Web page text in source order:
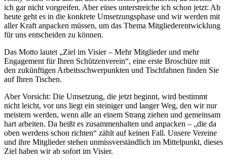
ich gar nicht vorgreifen. Aber eines unterstreiche ich schon jetzt: Ab
heute geht es in die konkrete Umsetzungsphase und wir werden mit
aller Kraft anpacken müssen, um das Thema Mitgliederentwicklung
für uns entscheiden zu können.
Das Motto lautet „Ziel im Visier – Mehr Mitglieder und mehr
Engagement für Ihren Schützenverein“, eine erste Broschüre mit
den zukünftigen Arbeitsschwerpunkten und Tischfahnen finden Sie
auf Ihren Tischen.
Aber Vorsicht: Die Umsetzung, die jetzt beginnt, wird bestimmt
nicht leicht, vor uns liegt ein steiniger und langer Weg, den wir nur
meistern werden, wenn alle an einem Strang ziehen und gemeinsam
hart arbeiten. Da heißt es zusammenhalten und anpacken – „die da
oben werdens schon richten“ zählt auf keinen Fall. Unsere Vereine
und ihre Mitglieder stehen unmissverständlich im Mittelpunkt, dieses
Ziel haben wir ab sofort im Visier.